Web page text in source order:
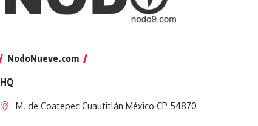
NodoNueve.com
HQ
M. de Coatepec Cuautitlán México CP 54870